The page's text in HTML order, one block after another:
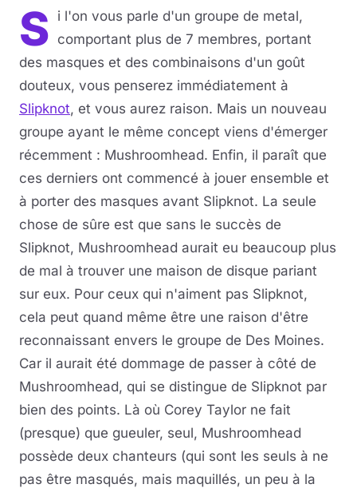
Sciences & Tech
Forum
S i l'on vous parle d'un groupe de metal,
comportant plus de 7 membres, portant
des masques et des combinaisons d'un goût
douteux, vous penserez immédiatement à
Slipknot, et vous aurez raison. Mais un nouveau
groupe ayant le même concept viens d'émerger
récemment : Mushroomhead. Enfin, il paraît que
ces derniers ont commencé à jouer ensemble et
à porter des masques avant Slipknot. La seule
chose de sûre est que sans le succès de
Slipknot, Mushroomhead aurait eu beaucoup plus
de mal à trouver une maison de disque pariant
sur eux. Pour ceux qui n'aiment pas Slipknot,
cela peut quand même être une raison d'être
reconnaissant envers le groupe de Des Moines.
Car il aurait été dommage de passer à côté de
Mushroomhead, qui se distingue de Slipknot par
bien des points. Là où Corey Taylor ne fait
(presque) que gueuler, seul, Mushroomhead
possède deux chanteurs (qui sont les seuls à ne
pas être masqués, mais maquillés, un peu à la